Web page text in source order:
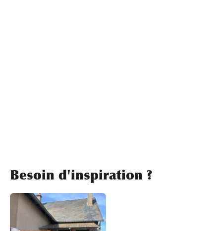
Besoin d'inspiration ?